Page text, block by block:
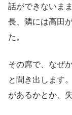
話ができないま
長、隣には高田
た。
その席で、なぜ
と聞き出します
があるかとか、